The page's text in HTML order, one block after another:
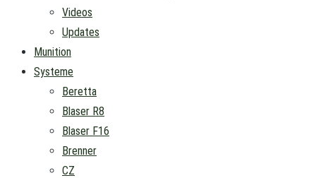
Videos
Updates
Munition
Systeme
Beretta
Blaser R8
Blaser F16
Brenner
CZ